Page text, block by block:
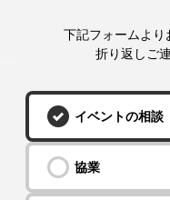
下記フォームより
折り返しご
イベントの相談
協業